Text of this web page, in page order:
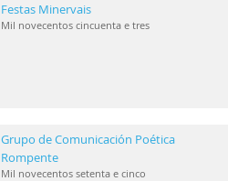
Festas Minervais
Mil novecentos cincuenta e tres
Grupo de Comunicación Poética
Rompente
Mil novecentos setenta e cinco